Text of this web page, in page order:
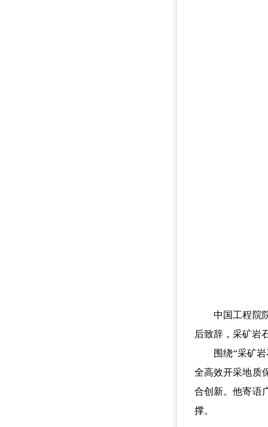
中国工程院院
后致辞，采矿岩
围绕“采矿岩石
全高效开采地质
合创新。他寄语
撑。